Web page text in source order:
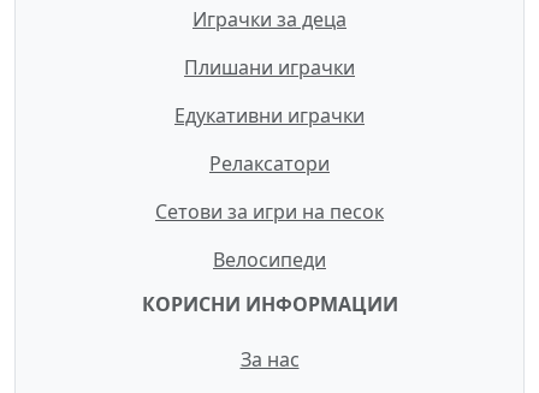
Играчки за деца
Плишани играчки
Едукативни играчки
Релаксатори
Сетови за игри на песок
Велосипеди
КОРИСНИ ИНФОРМАЦИИ
За нас